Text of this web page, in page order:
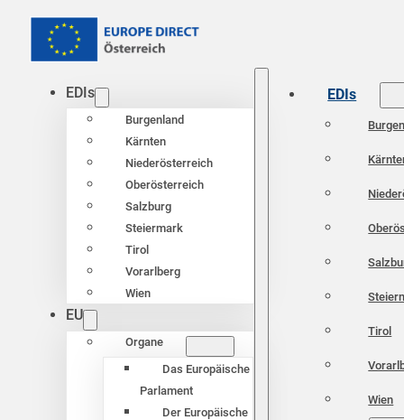
EDIs
Burgenland
Kärnten
Niederösterreich
Oberösterreich
Salzburg
Steiermark
Tirol
Vorarlberg
Wien
EU
Organe
Das Europäische
Parlament
Der Europäische
EDIs
Tirol
Wien